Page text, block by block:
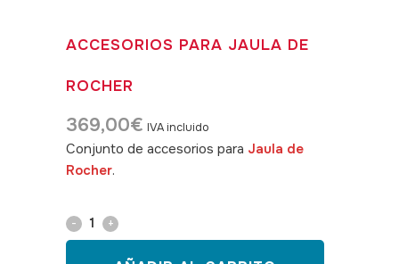
ACCESORIOS PARA JAULA DE
ROCHER
369,00€ IVA incluido
Conjunto de accesorios para Jaula de
Rocher.
Accesorios